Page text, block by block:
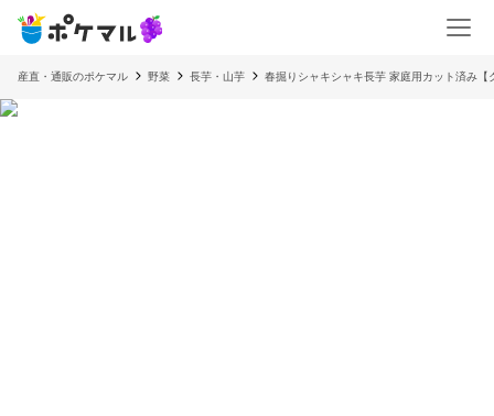
産直・通販のポケマル 野菜 長芋・山芋 春掘りシャキシャキ長芋 家庭用カット済み【